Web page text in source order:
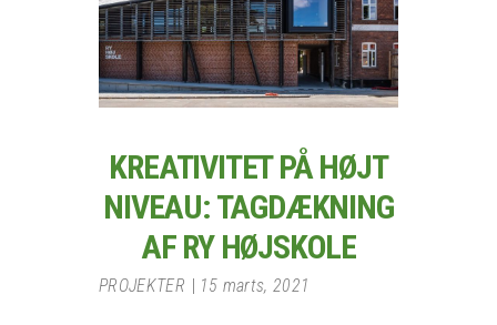
KREATIVITET PÅ HØJT
NIVEAU: TAGDÆKNING
AF RY HØJSKOLE
PROJEKTER 15 marts, 2021